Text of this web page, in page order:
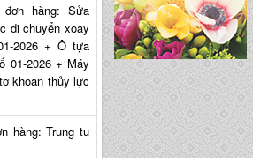
hàng: Sửa
di chuyển xoay
2026 + Ô tựa
01-2026 + Máy
khoan thủy lực
hàng: Trung tu